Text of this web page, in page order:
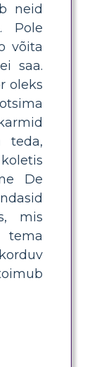
neid
Pole
võita
saa.
oleks
teda,
De
mis
tema